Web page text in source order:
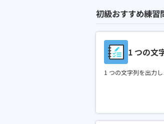
初級おすすめ練習
1 つの文
1 つの文字列を出力し